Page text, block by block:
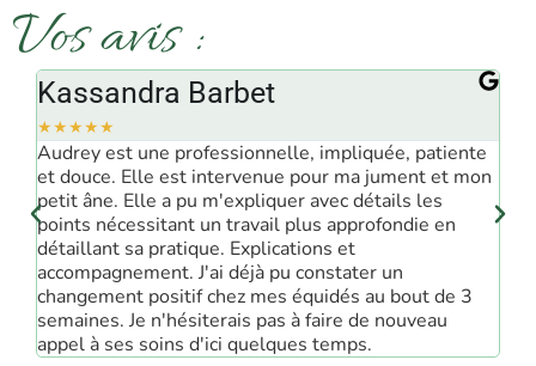
Vos avis :
Kassandra Barbet
☆☆☆☆☆
Audrey est une professionnelle, impliquée, patiente
et douce. Elle est intervenue pour ma jument et mon
petit âne. Elle a pu m'expliquer avec détails les
points nécessitant un travail plus approfondie en
détaillant sa pratique. Explications et
accompagnement. J'ai déjà pu constater un
changement positif chez mes équidés au bout de 3
semaines. Je n'hésiterais pas à faire de nouveau
appel à ses soins d'ici quelques temps.